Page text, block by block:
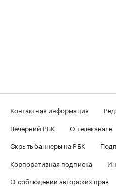
Контактная информация
Вечерний РБК
О телеканале
Скрыть баннеры на РБК
Корпоративная подписка
О соблюдении авторских прав